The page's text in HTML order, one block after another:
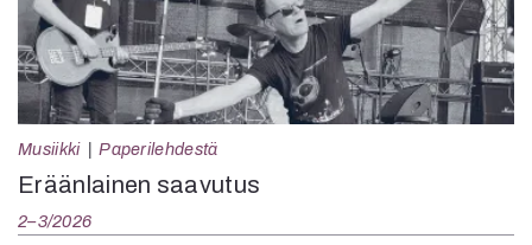
Musiikki Paperilehdestä
Eräänlainen saavutus
2–3/2026